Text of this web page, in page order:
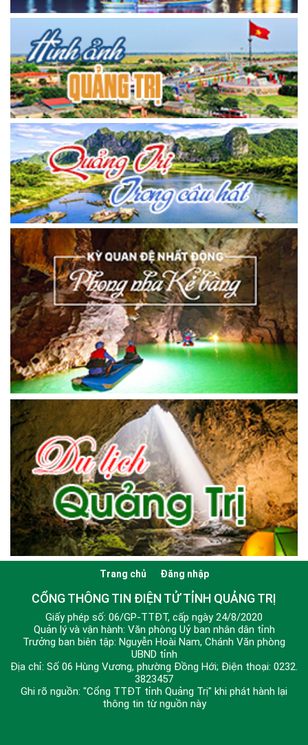
Trang chủ Đăng nhập
CỔNG THÔNG TIN ĐIỆN TỬ TỈNH QUẢNG TRỊ
Giấy phép số: 06/GP-TTĐT, cấp ngày 24/8/2020
Quản lý và vận hành: Văn phòng Uỷ ban nhân dân tỉnh
Trưởng ban biên tập: Nguyễn Hoài Nam, Chánh Văn phòng
UBND tỉnh
Địa chỉ: Số 06 Hùng Vương, phường Đồng Hới; Điện thoại: 0232.
3823457
Ghi rõ nguồn: "Cổng TTĐT tỉnh Quảng Trị" khi phát hành lại
thông tin từ nguồn này